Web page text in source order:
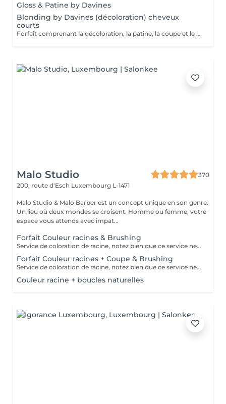
Gloss & Patine by Davines
Blonding by Davines (décoloration) cheveux
courts
Forfait comprenant la décoloration, la patine, la coupe et le styling. Un diagnostic personnalisé sera réalisé lors de la prestation.
Malo Studio
370
200, route d'Esch Luxembourg L-1471
Malo Studio & Malo Barber est un concept unique en son genre.
Un lieu où deux mondes se croisent. Homme ou femme, votre
espace vous attends avec impat...
Forfait Couleur racines & Brushing
Service de coloration de racine, notez bien que ce service ne permet pas d‘effectuer d’importants éclaircissements tel qu‘un balayage ou des mèches.
Forfait Couleur racines + Coupe & Brushing
Service de coloration de racine, notez bien que ce service ne permet pas d‘effectuer d’importants éclaircissements tel qu‘un balayage ou des mèches.
Couleur racine + boucles naturelles